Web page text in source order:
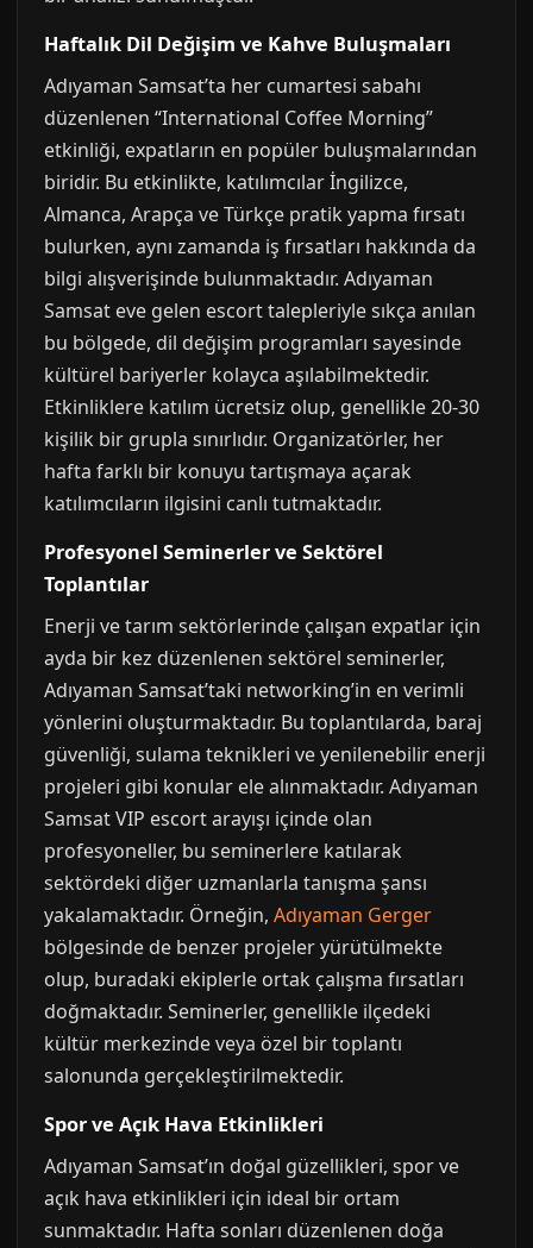
Haftalık Dil Değişim ve Kahve Buluşmaları
Adıyaman Samsat’ta her cumartesi sabahı
düzenlenen “International Coffee Morning”
etkinliği, expatların en popüler buluşmalarından
biridir. Bu etkinlikte, katılımcılar İngilizce,
Almanca, Arapça ve Türkçe pratik yapma fırsatı
bulurken, aynı zamanda iş fırsatları hakkında da
bilgi alışverişinde bulunmaktadır. Adıyaman
Samsat eve gelen escort talepleriyle sıkça anılan
bu bölgede, dil değişim programları sayesinde
kültürel bariyerler kolayca aşılabilmektedir.
Etkinliklere katılım ücretsiz olup, genellikle 20-30
kişilik bir grupla sınırlıdır. Organizatörler, her
hafta farklı bir konuyu tartışmaya açarak
katılımcıların ilgisini canlı tutmaktadır.
Profesyonel Seminerler ve Sektörel
Toplantılar
Enerji ve tarım sektörlerinde çalışan expatlar için
ayda bir kez düzenlenen sektörel seminerler,
Adıyaman Samsat’taki networking’in en verimli
yönlerini oluşturmaktadır. Bu toplantılarda, baraj
güvenliği, sulama teknikleri ve yenilenebilir enerji
projeleri gibi konular ele alınmaktadır. Adıyaman
Samsat VIP escort arayışı içinde olan
profesyoneller, bu seminerlere katılarak
sektördeki diğer uzmanlarla tanışma şansı
yakalamaktadır. Örneğin, Adıyaman Gerger
bölgesinde de benzer projeler yürütülmekte
olup, buradaki ekiplerle ortak çalışma fırsatları
doğmaktadır. Seminerler, genellikle ilçedeki
kültür merkezinde veya özel bir toplantı
salonunda gerçekleştirilmektedir.
Spor ve Açık Hava Etkinlikleri
Adıyaman Samsat’ın doğal güzellikleri, spor ve
açık hava etkinlikleri için ideal bir ortam
sunmaktadır. Hafta sonları düzenlenen doğa